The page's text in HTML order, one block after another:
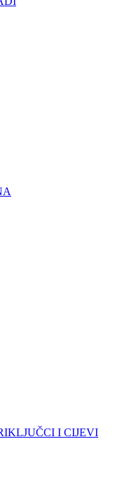
I CIJEVI